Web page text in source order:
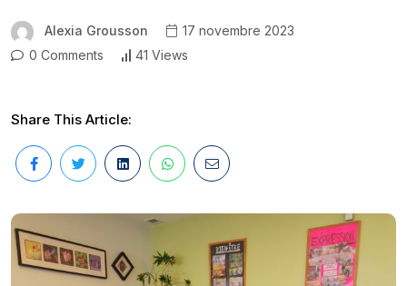
Alexia Grousson
17 novembre 2023
0 Comments
41 Views
Share This Article: